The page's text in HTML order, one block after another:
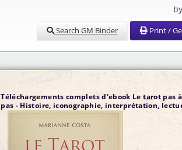
Search GM Binder Print /
Téléchargements complets d'ebook Le tarot pas à
pas - Histoire, iconographie, interprétation,